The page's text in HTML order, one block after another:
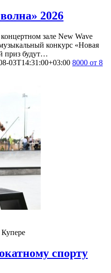
2026
зале New Wave
конкурс «Новая
приз будут…
03T14:31:00+03:00 8000 от 8
Купере
спорту